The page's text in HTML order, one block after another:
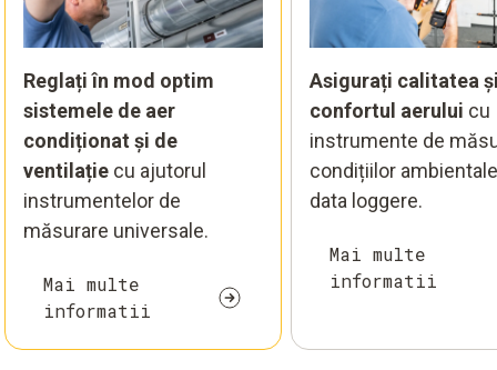
Reglați în mod optim
sistemele de aer
condiționat și de
ventilație cu ajutorul
instrumentelor de
măsurare universale.
Mai multe
informatii
Asigurați calitatea
confortul aerului cu
instrumente de
condițiilor
data loggere.
Mai multe
informatii